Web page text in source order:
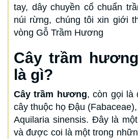
tay, dây chuyền cổ chuẩn
núi rừng, chúng tôi xin giới
vòng Gỗ Trầm Hương
Cây trầm
là gì?
Cây trầm hương, còn gọi là
cây thuộc họ Đậu
Aquilaria sinensis. Đây là
và được coi là một trong